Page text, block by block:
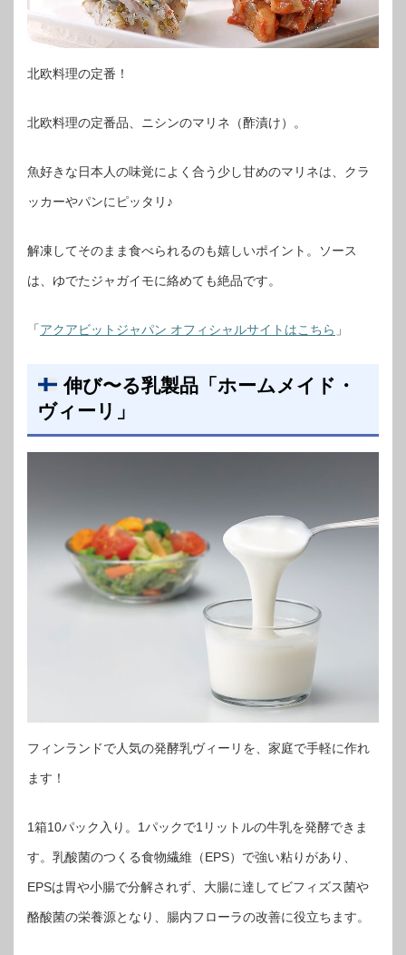
北欧料理の定番！
北欧料理の定番品、ニシンのマリネ（酢漬け）。
魚好きな日本人の味覚によく合う少し甘めのマリネは、クラ
ッカーやパンにピッタリ♪
解凍してそのまま食べられるのも嬉しいポイント。ソース
は、ゆでたジャガイモに絡めても絶品です。
「アクアビットジャパン オフィシャルサイトはこちら 」
伸び〜る乳製品「ホームメイド・
ヴィーリ」
フィンランドで人気の発酵乳ヴィーリを、家庭で手軽に作れ
ます！
1箱10パック入り。1パックで1リットルの牛乳を発酵できま
す。乳酸菌のつくる食物繊維（EPS）で強い粘りがあり、
EPSは胃や小腸で分解されず、大腸に達してビフィズス菌や
酪酸菌の栄養源となり、腸内フローラの改善に役立ちます。